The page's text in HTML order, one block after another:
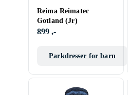
Reima Reimatec
Gotland (Jr)
899 ,-
Parkdresser for barn